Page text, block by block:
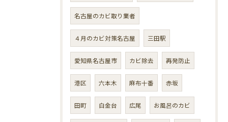
名古屋のカビ取り業者
４月のカビ対策名古屋 三田駅
愛知県名古屋市 カビ除去 再発防止
港区 六本木 麻布十番 赤坂
田町 白金台 広尾 お風呂のカビ